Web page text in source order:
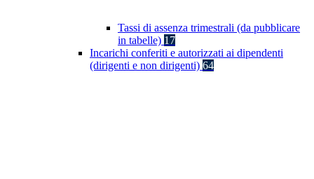
Tassi di assenza trimestrali (da pubblicare
in tabelle) 17
Incarichi conferiti e autorizzati ai dipendenti
(dirigenti e non dirigenti) 64